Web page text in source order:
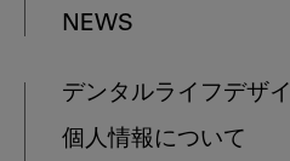
NEWS
デンタルライフデザ
個人情報について